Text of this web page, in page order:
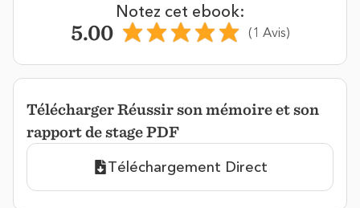
Notez cet ebook:
5.00 (1 Avis)
Télécharger Réussir son mémoire et son
rapport de stage PDF
Téléchargement Direct